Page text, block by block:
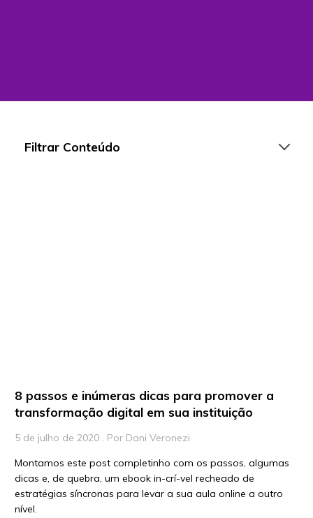
Filtrar Conteúdo
8 passos e inúmeras dicas para promover a
transformação digital em sua instituição
5 de julho de 2020 . Por Dani Veronezi
Montamos este post completinho com os passos, algumas
dicas e, de quebra, um ebook in-crí-vel recheado de
estratégias síncronas para levar a sua aula online a outro
nível.